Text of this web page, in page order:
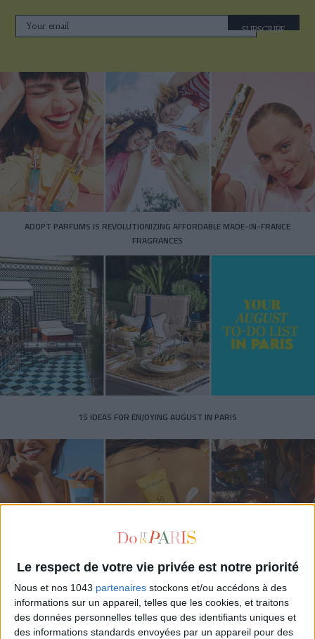
Le respect de votre vie privée est notre priorité
Nous et nos 1043 partenaires stockons et/ou accédons à des
informations sur un appareil, telles que les cookies, et traitons
des données personnelles telles que des identifiants uniques et
des informations standards envoyées par un appareil pour des
SUBSCRIBE
ADOPT PARFUMS IS REVOLUTIONIZING AFFORDABLE MADE-IN-FRANCE
FRAGRANCES
15 IDEAS FOR ENJOYING AUGUST IN PARIS
SPF 50 SUNSCREENS YOU'LL ACTUALLY WANT TO SLATHER ON